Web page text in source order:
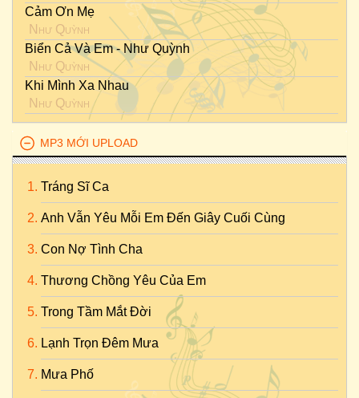
Cảm Ơn Mẹ
Như Quỳnh
Biển Cả Và Em - Như Quỳnh
Như Quỳnh
Khi Mình Xa Nhau
Như Quỳnh
MP3 MỚI UPLOAD
Tráng Sĩ Ca
Anh Vẫn Yêu Mỗi Em Đến Giây Cuối Cùng
Con Nợ Tình Cha
Thương Chồng Yêu Của Em
Trong Tầm Mắt Đời
Lạnh Trọn Đêm Mưa
Mưa Phố